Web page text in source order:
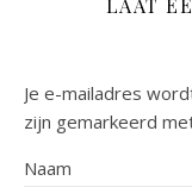
LAAT
Je e-mailadres
zijn gemarkeerd
Naam